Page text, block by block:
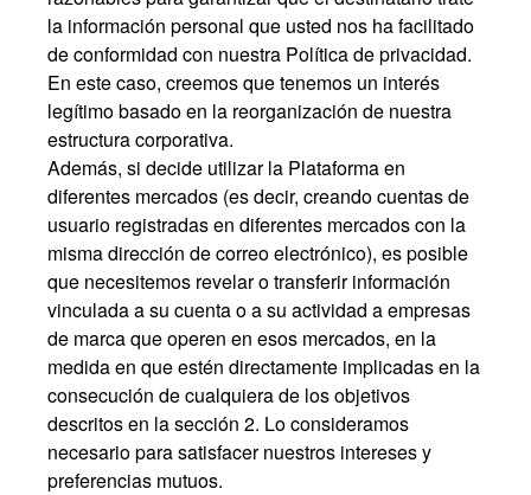
la información personal que usted nos ha facilitado
de conformidad con nuestra Política de privacidad.
En este caso, creemos que tenemos un interés
legítimo basado en la reorganización de nuestra
estructura corporativa.
Además, si decide utilizar la Plataforma en
diferentes mercados (es decir, creando cuentas de
usuario registradas en diferentes mercados con la
misma dirección de correo electrónico), es posible
que necesitemos revelar o transferir información
vinculada a su cuenta o a su actividad a empresas
de marca que operen en esos mercados, en la
medida en que estén directamente implicadas en la
consecución de cualquiera de los objetivos
descritos en la sección 2. Lo consideramos
necesario para satisfacer nuestros intereses y
preferencias mutuos.